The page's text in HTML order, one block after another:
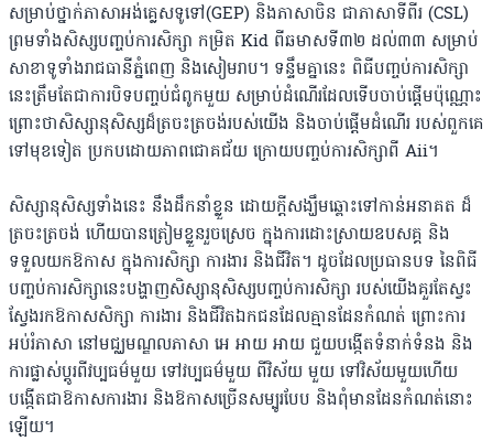
សម្រាប់ថ្នាក់ភាសាអង់គ្លេសទូទៅ(GEP) និងភាសាចិន ជាភាសាទីពីរ (CSL)
ព្រមទាំងសិស្សបញ្ចប់ការសិក្សា កម្រិត Kid ពីឆមាសទី៣២ ដល់៣៣ សម្រាប់
សាខាទូទាំងរាជធានីភ្នំពេញ និងសៀមរាប។ ទន្ទឹមគ្នានេះ ពិធីបញ្ចប់ការសិក្សា
នេះត្រឹមតែជាការបិទបញ្ចប់ជំពូកមួយ សម្រាប់ដំណើរដែលទើបចាប់ផ្ដើមប៉ុណ្ណោះ
ព្រោះថាសិស្សានុសិស្សដ៏ត្រចះត្រចង់របស់យើង និងចាប់ផ្ដើមដំណើរ របស់ពួកគេ
ទៅមុខទៀត ប្រកបដោយភាពជោគជ័យ ក្រោយបញ្ចប់ការសិក្សាពី Aii។
សិស្សានុសិស្សទាំងនេះ នឹងដឹកនាំខ្លួន ដោយក្ដីសង្ឃឹមឆ្ពោះទៅកាន់អនាគត ដ៏
ត្រចះត្រចង់ ហើយបានត្រៀមខ្លួនរួចស្រេច ក្នុងការដោះស្រាយឧបសគ្គ និង
ទទួលយកឱកាស ក្នុងការសិក្សា ការងារ និងជីវិត។ ដូចដែលប្រធានបទ នៃពិធី
បញ្ចប់ការសិក្សានេះបង្ហាញសិស្សានុសិស្សបញ្ចប់ការសិក្សា របស់យើងគួរតែស្វះ
ស្វែងរកឱកាសសិក្សា ការងារ និងជីវិតឯកជនដែលគ្មានដែនកំណត់ ព្រោះការ
អប់រំភាសា នៅមជ្ឈមណ្ឌលភាសា អេ អាយ អាយ ជួយបង្កើតទំនាក់ទំនង និង
ការផ្លាស់ប្ដូរពីវប្បធម៌មួយ ទៅវប្បធម៌មួយ ពីវិស័យ មួយ ទៅវិស័យមួយហើយ
បង្កើតជាឱកាសការងារ និងឱកាសច្រើនសម្បូរបែប និងពុំមានដែនកំណត់នោះ
ឡើយ។